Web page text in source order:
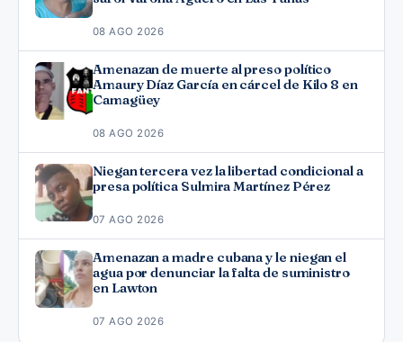
08 AGO 2026
Amenazan de muerte al preso político
Amaury Díaz García en cárcel de Kilo 8 en
Camagüey
08 AGO 2026
Niegan tercera vez la libertad condicional a
presa política Sulmira Martínez Pérez
07 AGO 2026
Amenazan a madre cubana y le niegan el
agua por denunciar la falta de suministro
en Lawton
07 AGO 2026